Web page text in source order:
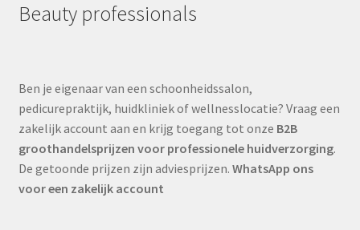
Beauty professionals
Ben je eigenaar van een schoonheidssalon,
pedicurepraktijk, huidkliniek of wellnesslocatie? Vraag een
zakelijk account aan en krijg toegang tot onze B2B
groothandelsprijzen voor professionele huidverzorging.
De getoonde prijzen zijn adviesprijzen. WhatsApp ons
voor een zakelijk account